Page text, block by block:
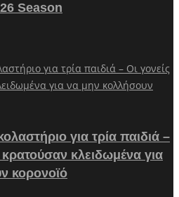
Season
για τρία παιδιά –
κρατούσαν κλειδωμένα για
κορονοϊό